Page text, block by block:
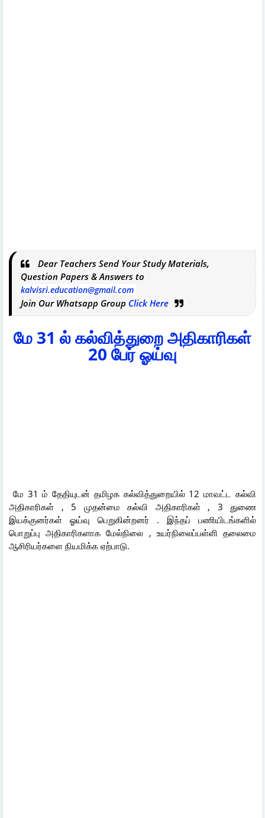
Dear Teachers Send Your Study Materials,
Question Papers & Answers to
kalvisri.education@gmail.com
Join Our Whatsapp Group Click Here
மே 31 ல் கல்வித்துறை அதிகாரிகள்
20 பேர் ஓய்வு
மே 31 ம் தேதியுடன் தமிழக கல்வித்துறையில் 12 மாவட்ட கல்வி
அதிகாரிகள் , 5 முதன்மை கல்வி அதிகாரிகள் , 3 துணை
இயக்குனர்கள் ஓய்வு பெறுகின்றனர் . இந்தப் பணியிடங்களில்
பொறுப்பு அதிகாரிகளாக மேல்நிலை , உயர்நிலைப்பள்ளி தலைமை
ஆசிரியர்களை நியமிக்க ஏற்பாடு.